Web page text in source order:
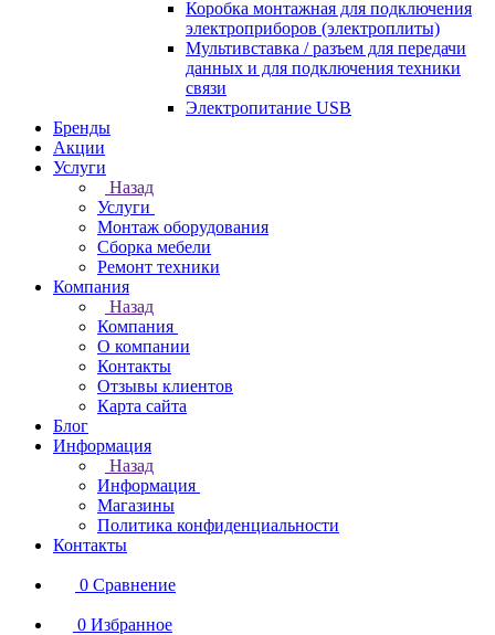
Коробка монтажная для подключения
электроприборов (электроплиты)
Мультивставка / разъем для передачи
данных и для подключения техники
связи
Электропитание USB
Бренды
Акции
Услуги
Назад
Услуги
Монтаж оборудования
Сборка мебели
Ремонт техники
Компания
Назад
Компания
О компании
Контакты
Отзывы клиентов
Карта сайта
Блог
Информация
Назад
Информация
Магазины
Политика конфиденциальности
Контакты
0 Сравнение
0 Избранное